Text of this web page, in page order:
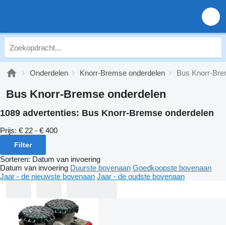
Onderdelen Knorr-Bremse onderdelen Bus Knorr-
Bus Knorr-Bremse onderdelen
1089 advertenties: Bus Knorr-Bremse onderdelen
Prijs: € 22 - € 400
Filter
Sorteren: Datum van invoering
Datum van invoering Duurste bovenaan Goedkoopste bovenaan
Jaar - de nieuwste bovenaan Jaar - de oudste bovenaan